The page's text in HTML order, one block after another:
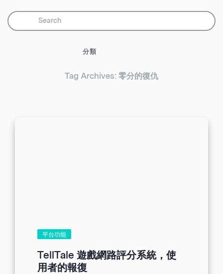
分類
Tag Archives: 零分的復仇
平台功能
TellTale 遊戲網路評分系統，使
用者的報復